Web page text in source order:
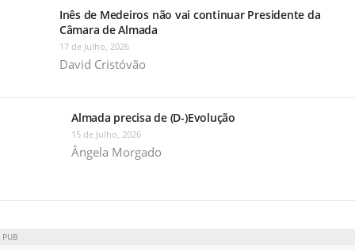
Inês de Medeiros não vai continuar Presidente da
Câmara de Almada
17 de Julho, 2026
David Cristóvão
Almada precisa de (D-)Evolução
15 de Julho, 2026
Ângela Morgado
PUB